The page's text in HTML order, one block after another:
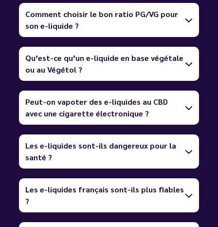
Comment choisir le bon ratio PG/VG pour
son e-liquide ?
Qu’est-ce qu’un e-liquide en base végétale
ou au Végétol ?
Peut-on vapoter des e-liquides au CBD
avec une cigarette électronique ?
Les e-liquides sont-ils dangereux pour la
santé ?
Les e-liquides français sont-ils plus fiables
?